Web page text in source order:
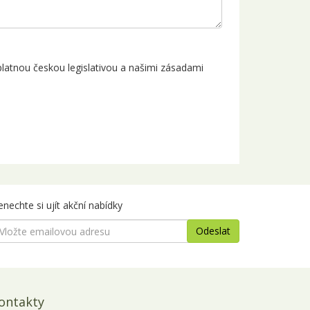
českou legislativou a našimi zásadami
si ujít akční nabídky